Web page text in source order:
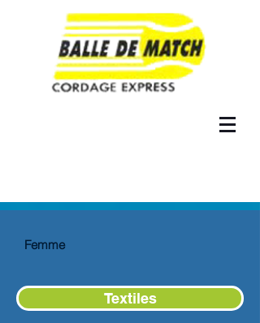
Textiles
Femme